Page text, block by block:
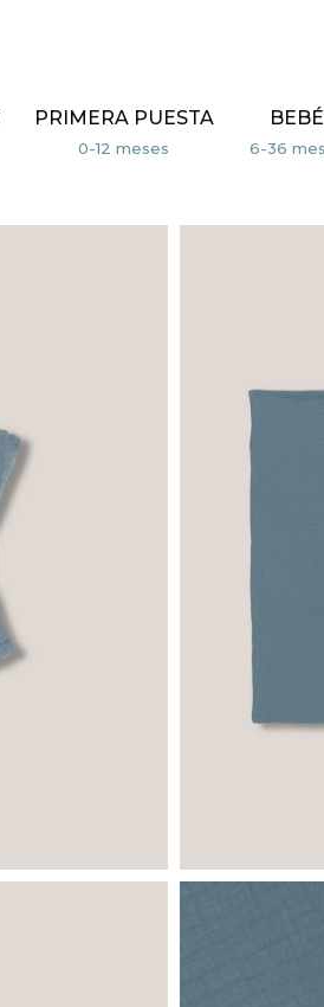
PRIMERA PUESTA BEBÉ